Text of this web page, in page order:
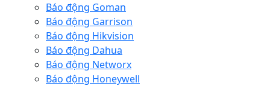
Báo động Goman
Báo động Garrison
Báo động Hikvision
Báo động Dahua
Báo động Networx
Báo động Honeywell